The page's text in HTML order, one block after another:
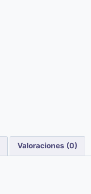
Valoraciones (0)